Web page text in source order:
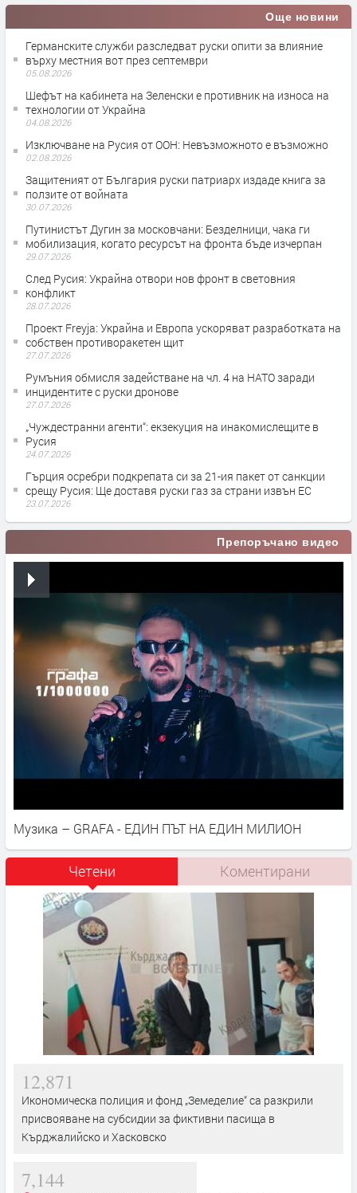
Още новини
Германските служби разследват руски опити за влияние
върху местния вот през септември
05.08.2026
Шефът на кабинета на Зеленски е противник на износа на
технологии от Украйна
04.08.2026
Изключване на Русия от ООН: Невъзможното е възможно
02.08.2026
Защитеният от България руски патриарх издаде книга за
ползите от войната
30.07.2026
Путинистът Дугин за московчани: Безделници, чака ги
мобилизация, когато ресурсът на фронта бъде изчерпан
29.07.2026
След Русия: Украйна отвори нов фронт в световния
конфликт
28.07.2026
Проект Freyja: Украйна и Европа ускоряват разработката на
собствен противоракетен щит
27.07.2026
Румъния обмисля задействане на чл. 4 на НАТО заради
инцидентите с руски дронове
27.07.2026
„Чуждестранни агенти“: екзекуция на инакомислещите в
Русия
24.07.2026
Гърция осребри подкрепата си за 21-ия пакет от санкции
срещу Русия: Ще доставя руски газ за страни извън ЕС
23.07.2026
Препоръчано видео
Музика – GRAFA - ЕДИН ПЪТ НА ЕДИН МИЛИОН
Четени Коментирани
12,871
Икономическа полиция и фонд „Земеделие“ са разкрили
присвояване на субсидии за фиктивни пасища в
Кърджалийско и Хасковско
7,144